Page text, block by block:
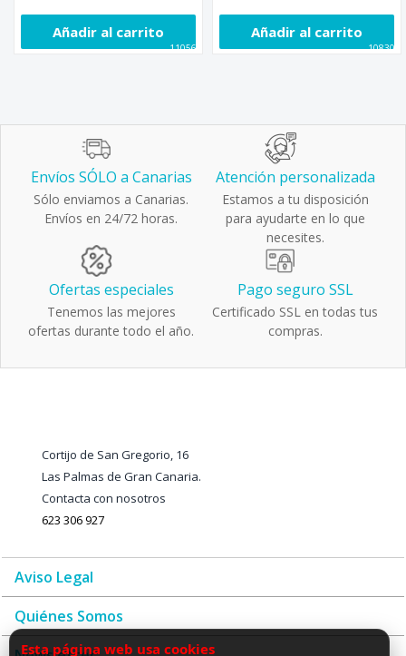
Añadir al carrito
110560
Añadir al carrito
108300
Envíos SÓLO a Canarias
Sólo enviamos a Canarias.
Envíos en 24/72 horas.
Atención personalizada
Estamos a tu disposición
para ayudarte en lo que
necesites.
Ofertas especiales
Tenemos las mejores
ofertas durante todo el año.
Pago seguro SSL
Certificado SSL en todas tus
compras.
Cortijo de San Gregorio, 16
Las Palmas de Gran Canaria.
Contacta con nosotros
623 306 927
Aviso Legal
Quiénes Somos
Esta página web usa cookies